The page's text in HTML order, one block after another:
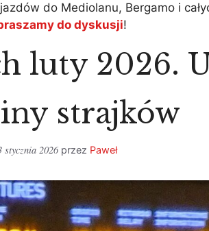
do Mediolanu, Bergamo i
do dyskusji!
luty 2026.
strajków
stycznia 2026 przez Paweł